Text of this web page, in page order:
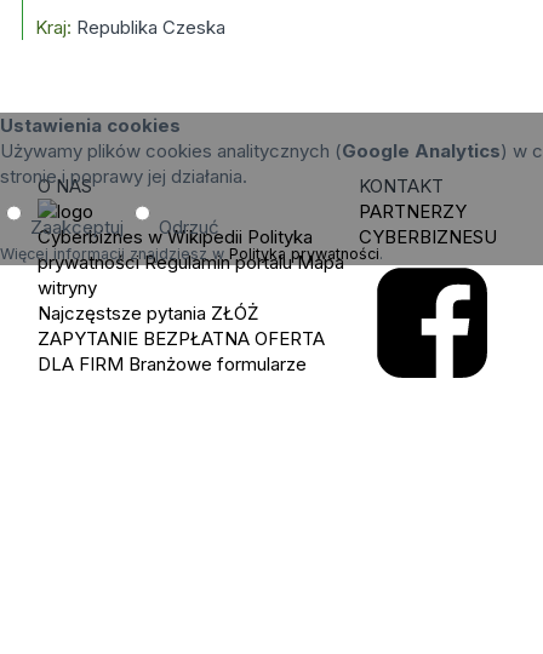
Kraj: Republika Czeska
Ustawienia cookies
Używamy plików cookies analitycznych (Google Analytics) w
stronie i poprawy jej działania.
Zaakceptuj Odrzuć
Więcej informacji znajdziesz w Polityka prywatności.
O NAS
Cyberbiznes w Wikipedii Polityka
prywatności Regulamin portalu Mapa
witryny
Najczęstsze pytania ZŁÓŻ
ZAPYTANIE BEZPŁATNA OFERTA
DLA FIRM Branżowe formularze
KONTAKT
PARTNERZY
CYBERBIZNESU